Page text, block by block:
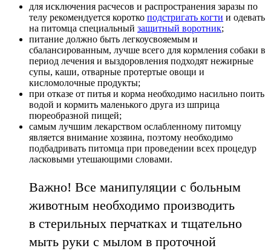
для исключения расчесов и распространения заразы по
телу рекомендуется коротко подстригать когти и одевать
на питомца специальный защитный воротник;
питание должно быть легкоусвояемым и
сбалансированным, лучше всего для кормления собаки в
период лечения и выздоровления подходят нежирные
супы, каши, отварные протертые овощи и
кисломолочные продукты;
при отказе от питья и корма необходимо насильно поить
водой и кормить маленького друга из шприца
пюреобразной пищей;
самым лучшим лекарством ослабленному питомцу
является внимание хозяина, поэтому необходимо
подбадривать питомца при проведении всех процедур
ласковыми утешающими словами.
Важно! Все манипуляции с больным
животным необходимо производить
в стерильных перчатках и тщательно
мыть руки с мылом в проточной